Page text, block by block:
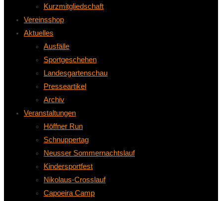
Kurzmitgliedschaft
Vereinsshop
Aktuelles
Ausfälle
Sportgeschehen
Landesgartenschau
Presseartikel
Archiv
Veranstaltungen
Höffner Run
Schnuppertag
Neusser Sommernachtslauf
Kindersportfest
Nikolaus-Crosslauf
Capoeira Camp